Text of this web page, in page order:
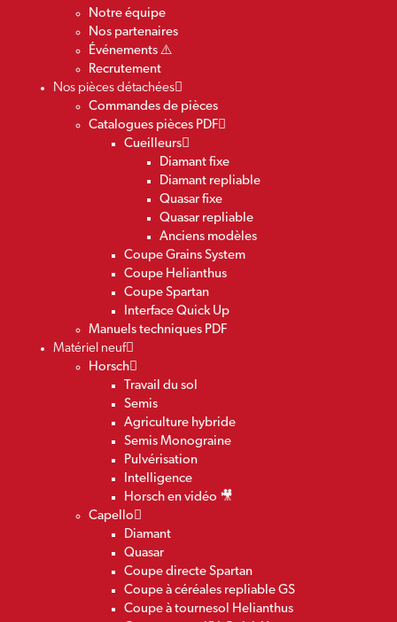
Notre équipe
Nos partenaires
Événements ⚠️
Recrutement
Nos pièces détachées
Commandes de pièces
Catalogues pièces PDF
Cueilleurs
Diamant fixe
Diamant repliable
Quasar fixe
Quasar repliable
Anciens modèles
Coupe Grains System
Coupe Helianthus
Coupe Spartan
Interface Quick Up
Manuels techniques PDF
Matériel neuf
Horsch
Travail du sol
Semis
Agriculture hybride
Semis Monograine
Pulvérisation
Intelligence
Horsch en vidéo 🎥
Capello
Diamant
Quasar
Coupe directe Spartan
Coupe à céréales repliable GS
Coupe à tournesol Helianthus